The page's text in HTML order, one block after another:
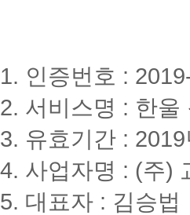
1. 인증번호 :
2. 서비스명 : 한울
3. 유효기간 :
4. 사업자명 : (주)
5. 대표자 : 김승법